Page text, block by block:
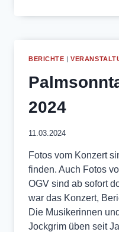
BERICHTE |
2024
11.03.2024
Fotos vom Konzert
finden. Auch Fotos
OGV sind ab sofort
war das Konzert,
Die Musikerinnen
Jockgrim üben seit